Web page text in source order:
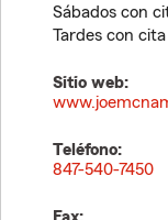
Sábados con
Tardes con
Sitio web:
Teléfono:
847-540-7450